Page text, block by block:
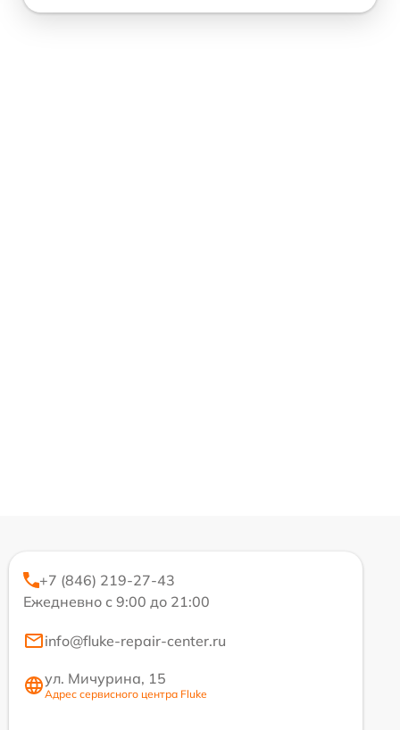
+7 (846) 219-27-43
Ежедневно с 9:00 до 21:00
info@fluke-repair-center.ru
ул. Мичурина, 15
Адрес сервисного центра Fluke